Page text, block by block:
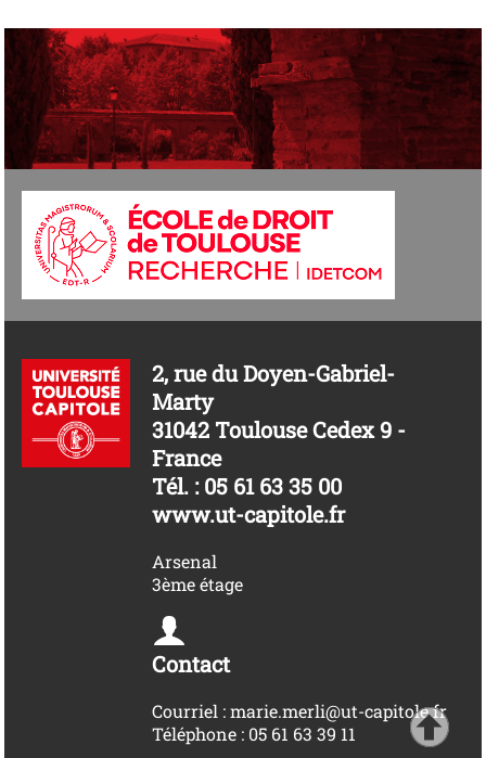
2, rue du Doyen-Gabriel-
Marty
31042 Toulouse Cedex 9 -
France
Tél. : 05 61 63 35 00
www.ut-capitole.fr
Arsenal
3ème étage
Contact
Courriel : marie.merli@ut-capitole.fr
Téléphone : 05 61 63 39 11